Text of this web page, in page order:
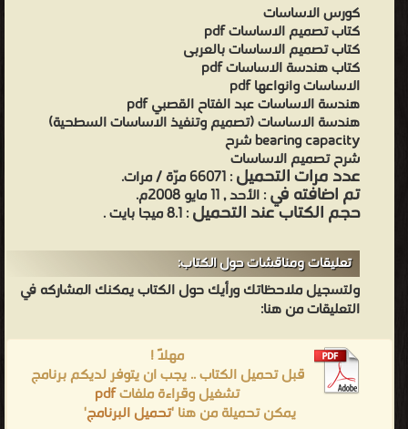
كورس الاساسات
كتاب تصميم الاساسات pdf
كتاب تصميم الاساسات بالعربى
كتاب هندسة الاساسات pdf
الاساسات وانواعها pdf
هندسة الاساسات عبد الفتاح القصبي pdf
هندسة الاساسات (تصميم وتنفيذ الاساسات السطحية)
bearing capacity شرح
شرح تصميم الاساسات
عدد مرات التحميل: 66071 مرّة / مرات.
تم اضافته في: الأحد , 11 مايو 2008م.
حجم الكتاب عند التحميل: 8.1 ميجا بايت .
تعليقات ومناقشات حول الكتاب:
ولتسجيل ملاحظاتك ورأيك حول الكتاب يمكنك المشاركه في
التعليقات من هنا:
مهلاً !
قبل تحميل الكتاب .. يجب ان يتوفر لديكم برنامج
تشغيل وقراءة ملفاتpdf
يمكن تحميلة من هنا 'تحميل البرنامج'